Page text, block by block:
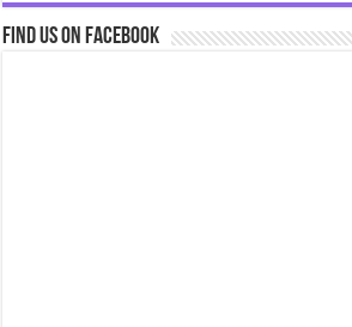
Find us on Facebook